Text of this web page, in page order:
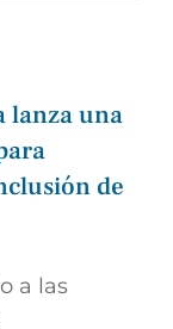
lanza una
de
a las